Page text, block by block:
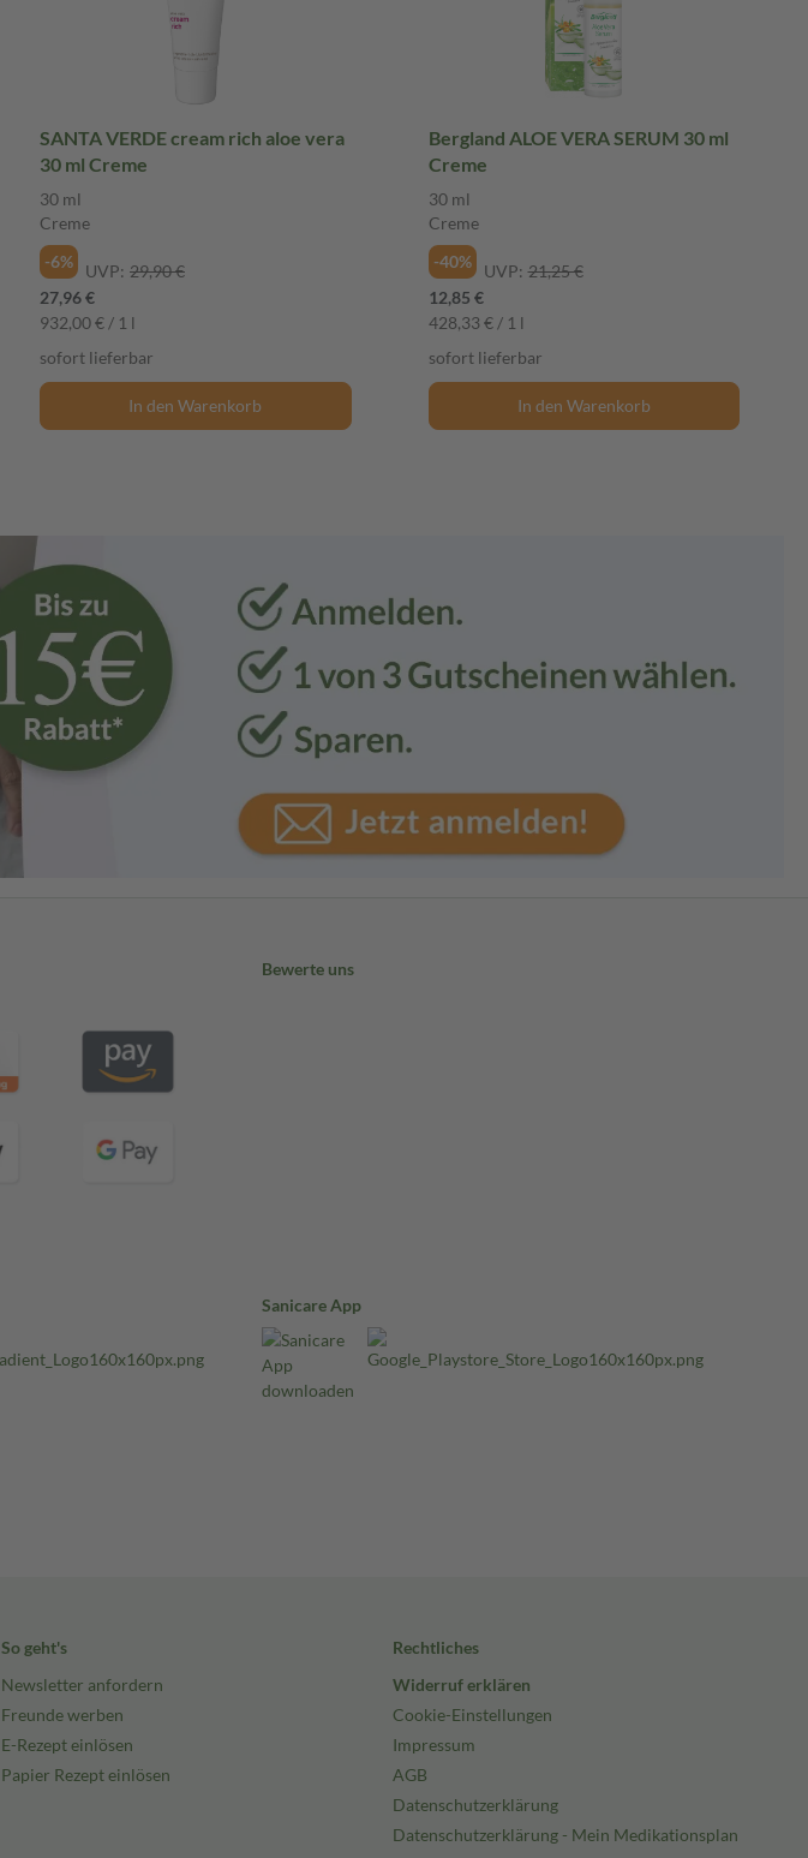
SANTA VERDE cream rich aloe vera
30 ml Creme
30 ml
Creme
-6%
UVP: 29,90 €
27,96 €
932,00 € / 1 l
sofort lieferbar
In den Warenkorb
Bergland ALOE VERA SERUM 30 ml
Creme
30 ml
Creme
-40%
UVP: 21,25 €
12,85 €
428,33 € / 1 l
sofort lieferbar
In den Warenkorb
Bewerte uns
Sanicare App
So geht's
Newsletter anfordern
Freunde werben
E-Rezept einlösen
Papier Rezept einlösen
Rechtliches
Widerruf erklären
Cookie-Einstellungen
Impressum
AGB
Datenschutzerklärung
Datenschutzerklärung - Mein Medikationsplan